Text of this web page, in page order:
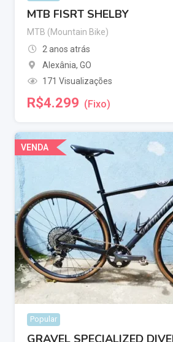
MTB FISRT SHELBY
MTB (Mountain Bike)
2 anos atrás
Alexânia, GO
171 Visualizações
R$4.299 (Fixo)
VENDA
Popular
GRAVEL SPECIALIZED